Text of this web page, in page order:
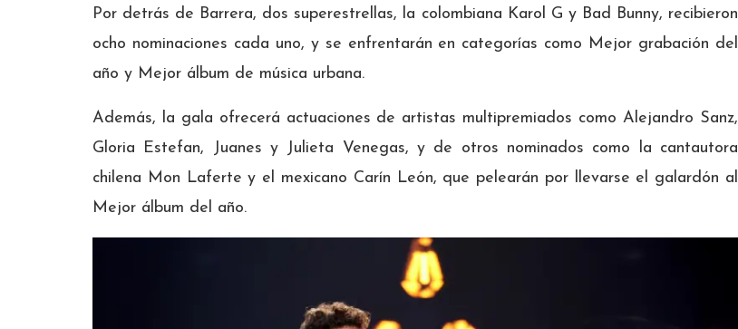
Por detrás de Barrera, dos superestrellas, la colombiana Karol G y Bad Bunny, recibieron
ocho nominaciones cada uno, y se enfrentarán en categorías como Mejor grabación del
año y Mejor álbum de música urbana.
Además, la gala ofrecerá actuaciones de artistas multipremiados como Alejandro Sanz,
Gloria Estefan, Juanes y Julieta Venegas, y de otros nominados como la cantautora
chilena Mon Laferte y el mexicano Carín León, que pelearán por llevarse el galardón al
Mejor álbum del año.